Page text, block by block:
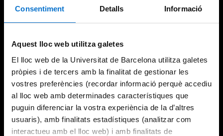
Consentiment Detalls Informació
Aquest lloc web utilitza galetes
El lloc web de la Universitat de Barcelona utilitza galetes
pròpies i de tercers amb la finalitat de gestionar les
vostres preferències (recordar informació perquè accediu
al lloc web amb determinades característiques que
puguin diferenciar la vostra experiència de la d’altres
usuaris), amb finalitats estadístiques (analitzar com
interactueu amb el lloc web) i amb finalitats de